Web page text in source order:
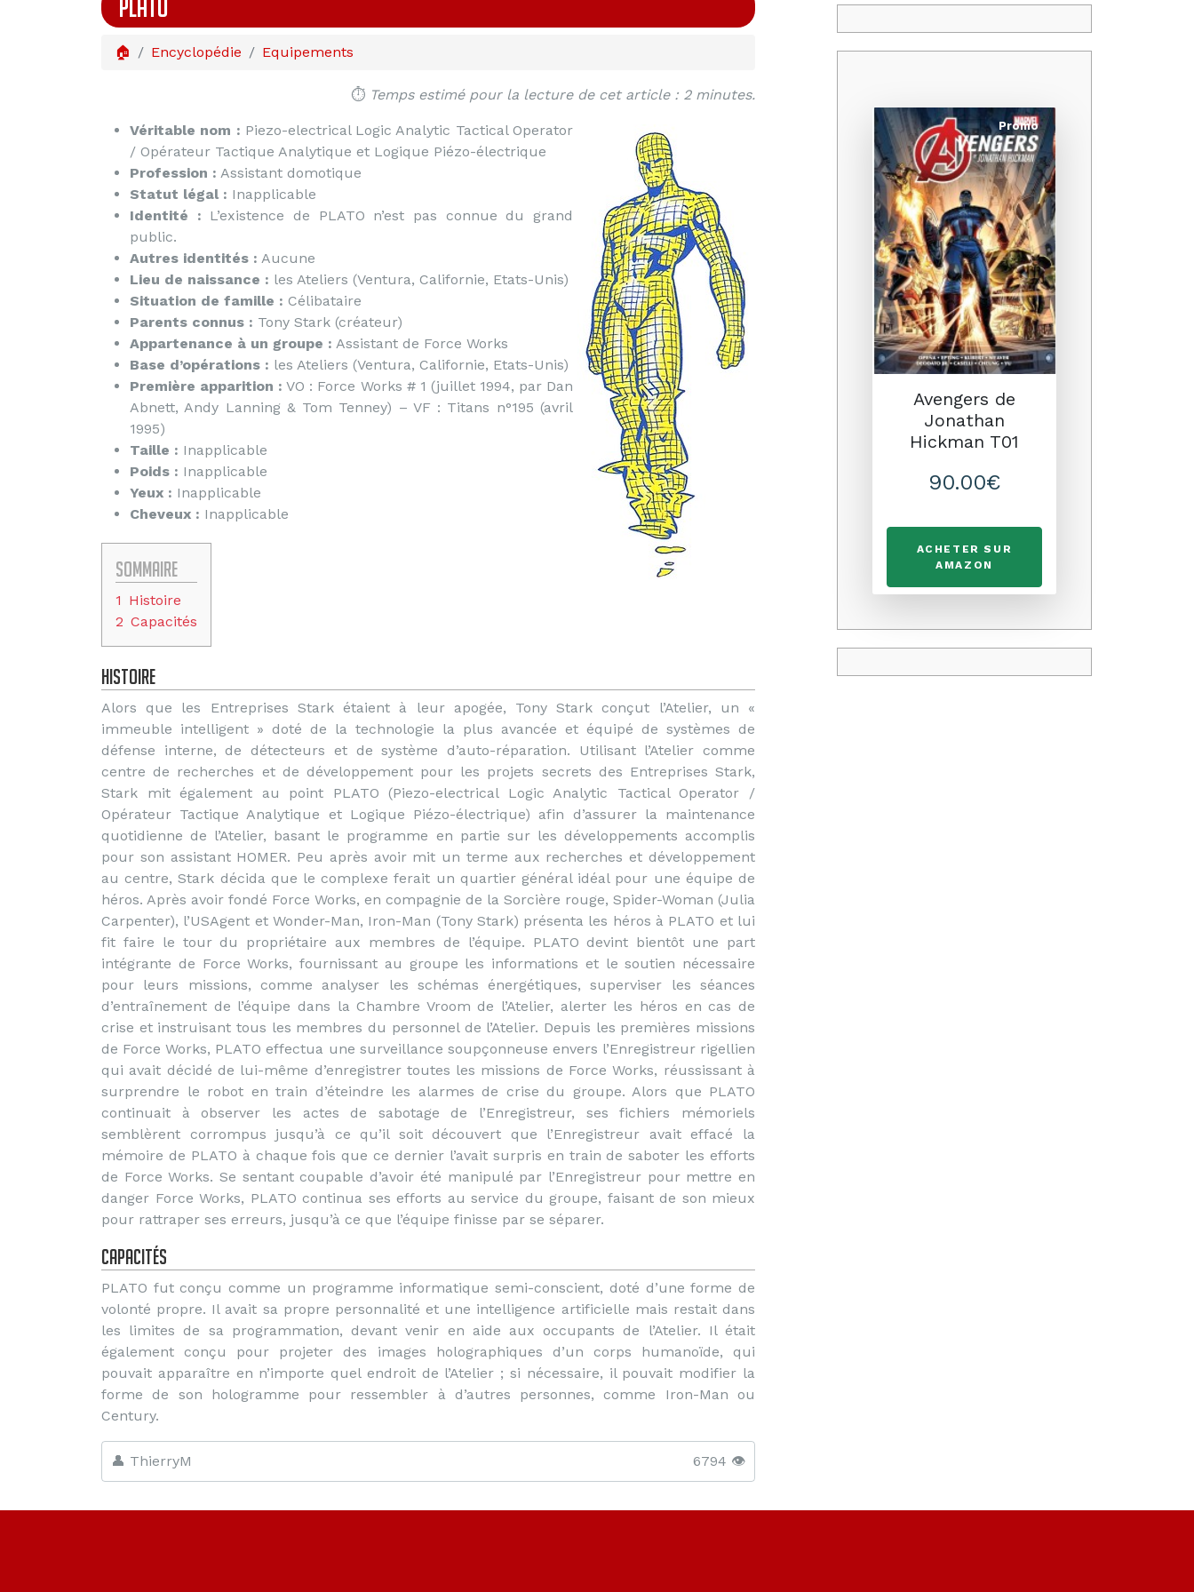
PLATO
🏠 Encyclopédie Equipements
⏱️ Temps estimé pour la lecture de cet article : 2 minutes.
Véritable nom : Piezo-electrical Logic Analytic Tactical Operator
/ Opérateur Tactique Analytique et Logique Piézo-électrique
Profession : Assistant domotique
Statut légal : Inapplicable
Identité : L’existence de PLATO n’est pas connue du grand
public.
Autres identités : Aucune
Lieu de naissance : les Ateliers (Ventura, Californie, Etats-Unis)
Situation de famille : Célibataire
Parents connus : Tony Stark (créateur)
Appartenance à un groupe : Assistant de Force Works
Base d’opérations : les Ateliers (Ventura, Californie, Etats-Unis)
Première apparition : VO : Force Works # 1 (juillet 1994, par Dan
Abnett, Andy Lanning & Tom Tenney) – VF : Titans n°195 (avril
1995)
Taille : Inapplicable
Poids : Inapplicable
Yeux : Inapplicable
Cheveux : Inapplicable
Sommaire
1 Histoire
2 Capacités
Histoire
Alors que les Entreprises Stark étaient à leur apogée, Tony Stark conçut l’Atelier, un «
immeuble intelligent » doté de la technologie la plus avancée et équipé de systèmes de
défense interne, de détecteurs et de système d’auto-réparation. Utilisant l’Atelier comme
centre de recherches et de développement pour les projets secrets des Entreprises Stark,
Stark mit également au point PLATO (Piezo-electrical Logic Analytic Tactical Operator /
Opérateur Tactique Analytique et Logique Piézo-électrique) afin d’assurer la maintenance
quotidienne de l’Atelier, basant le programme en partie sur les développements accomplis
pour son assistant HOMER. Peu après avoir mit un terme aux recherches et développement
au centre, Stark décida que le complexe ferait un quartier général idéal pour une équipe de
héros. Après avoir fondé Force Works, en compagnie de la Sorcière rouge, Spider-Woman (Julia
Carpenter), l’USAgent et Wonder-Man, Iron-Man (Tony Stark) présenta les héros à PLATO et lui
fit faire le tour du propriétaire aux membres de l’équipe. PLATO devint bientôt une part
intégrante de Force Works, fournissant au groupe les informations et le soutien nécessaire
pour leurs missions, comme analyser les schémas énergétiques, superviser les séances
d’entraînement de l’équipe dans la Chambre Vroom de l’Atelier, alerter les héros en cas de
crise et instruisant tous les membres du personnel de l’Atelier. Depuis les premières missions
de Force Works, PLATO effectua une surveillance soupçonneuse envers l’Enregistreur rigellien
qui avait décidé de lui-même d’enregistrer toutes les missions de Force Works, réussissant à
surprendre le robot en train d’éteindre les alarmes de crise du groupe. Alors que PLATO
continuait à observer les actes de sabotage de l’Enregistreur, ses fichiers mémoriels
semblèrent corrompus jusqu’à ce qu’il soit découvert que l’Enregistreur avait effacé la
mémoire de PLATO à chaque fois que ce dernier l’avait surpris en train de saboter les efforts
de Force Works. Se sentant coupable d’avoir été manipulé par l’Enregistreur pour mettre en
danger Force Works, PLATO continua ses efforts au service du groupe, faisant de son mieux
pour rattraper ses erreurs, jusqu’à ce que l’équipe finisse par se séparer.
Capacités
PLATO fut conçu comme un programme informatique semi-conscient, doté d’une forme de
volonté propre. Il avait sa propre personnalité et une intelligence artificielle mais restait dans
les limites de sa programmation, devant venir en aide aux occupants de l’Atelier. Il était
également conçu pour projeter des images holographiques d’un corps humanoïde, qui
pouvait apparaître en n’importe quel endroit de l’Atelier ; si nécessaire, il pouvait modifier la
forme de son hologramme pour ressembler à d’autres personnes, comme Iron-Man ou
Century.
👤 ThierryM 6794 👁️
Promo
Avengers de
Jonathan
Hickman T01
90.00€
ACHETER SUR
AMAZON